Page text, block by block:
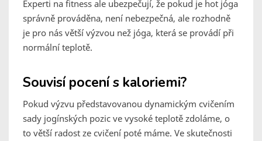
Experti na fitness ale ubezpečují, že pokud je hot jóga
správně prováděna, není nebezpečná, ale rozhodně
je pro nás větší výzvou než jóga, která se provádí při
normální teplotě.
Souvisí pocení s kaloriemi?
Pokud výzvu představovanou dynamickým cvičením
sady jogínských pozic ve vysoké teplotě zdoláme, o
to větší radost ze cvičení poté máme. Ve skutečnosti